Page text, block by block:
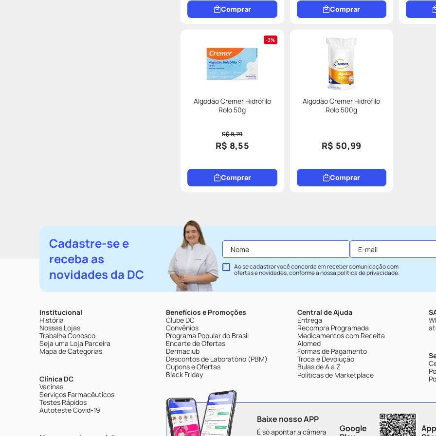
Comprar Comprar
3%
Algodão Cremer Hidrófilo
Rolo 50g
R$ 8,79
R$ 8,55
Comprar
Algodão Cremer Hidrófilo
Rolo 500g
R$ 50,99
Comprar
Cadastre-se e
receba as
novidades da DC
Ao se cadastrar você concorda em receber comunicação com
ofertas e novidades, conforme a nossapolítica de privacidade.
Institucional
História
Nossas Lojas
Trabalhe Conosco
Seja uma Loja Parceira
Mapa de Categorias
Clínica DC
Vacinas
Serviços Farmacêuticos
Testes Rápidos
Autoteste Covid-19
Benefícios e Promoções
Clube DC
Convênios
Programa Popular do Brasil
Encarte de Ofertas
Dermaclub
Descontos de Laboratório (PBM)
Cupons e Ofertas
Black Friday
Central de Ajuda
Entrega
Recompra Programada
Medicamentos com Receita
Alomed
Formas de Pagamento
Troca e Devolução
Bulas de A a Z
Políticas de Marketplace
Baixe nosso APP
É só apontar a câmera
Google